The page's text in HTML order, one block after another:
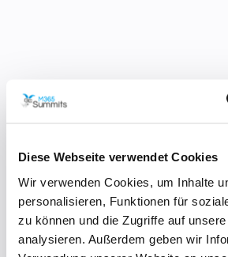
Diese Webseite verwendet Cookies
Wir verwenden Cookies, um Inhalte
personalisieren, Funktionen für
zu können und die Zugriffe auf
analysieren. Außerdem geben wir
Office-Trainer Florian Sandmann-
präsentiert er die beliebtesten und
Hacks, die auf Instagram mehr als
erzielt haben. Erfahren auch Sie, wie
vielfältigen Funktionen von